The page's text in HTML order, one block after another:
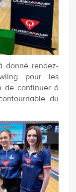
donné rendez-
pour les
de continuer à
du